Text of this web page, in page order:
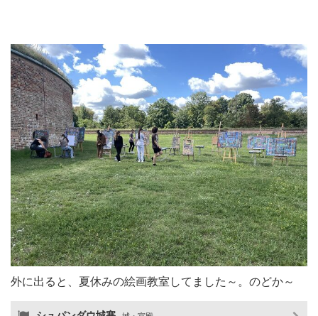
外に出ると、夏休みの絵画教室してました～。のどか～